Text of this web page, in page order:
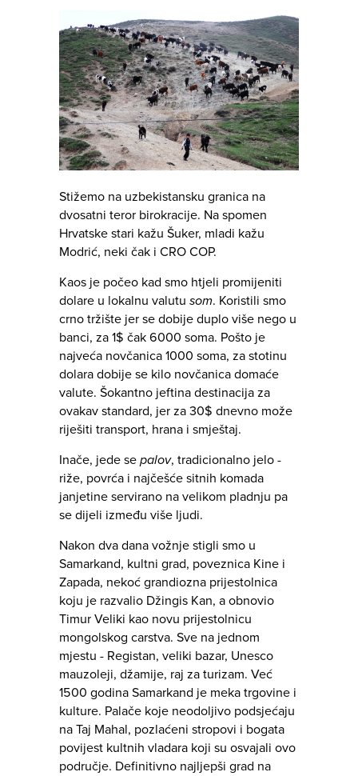
Stižemo na uzbekistansku granica na
dvosatni teror birokracije. Na spomen
Hrvatske stari kažu Šuker, mladi kažu
Modrić, neki čak i CRO COP.
Kaos je počeo kad smo htjeli promijeniti
dolare u lokalnu valutu som. Koristili smo
crno tržište jer se dobije duplo više nego u
banci, za 1$ čak 6000 soma. Pošto je
najveća novčanica 1000 soma, za stotinu
dolara dobije se kilo novčanica domaće
valute. Šokantno jeftina destinacija za
ovakav standard, jer za 30$ dnevno može
riješiti transport, hrana i smještaj.
Inače, jede se palov, tradicionalno jelo -
riže, povrća i najčešće sitnih komada
janjetine servirano na velikom pladnju pa
se dijeli između više ljudi.
Nakon dva dana vožnje stigli smo u
Samarkand, kultni grad, poveznica Kine i
Zapada, nekoć grandiozna prijestolnica
koju je razvalio Džingis Kan, a obnovio
Timur Veliki kao novu prijestolnicu
mongolskog carstva. Sve na jednom
mjestu - Registan, veliki bazar, Unesco
mauzoleji, džamije, raj za turizam. Već
1500 godina Samarkand je meka trgovine i
kulture. Palače koje neodoljivo podsjećaju
na Taj Mahal, pozlaćeni stropovi i bogata
povijest kultnih vladara koji su osvajali ovo
područje. Definitivno najljepši grad na